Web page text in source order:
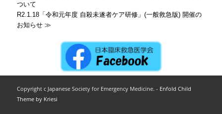
ついて
R2.1.18「令和元年度 自殺未遂者ケア研修」(一般救急版) 開催の
お知らせ ≫
Copyright c Japanese Society for Emergency Medicine. - Enfold Child
Theme by Kriesi